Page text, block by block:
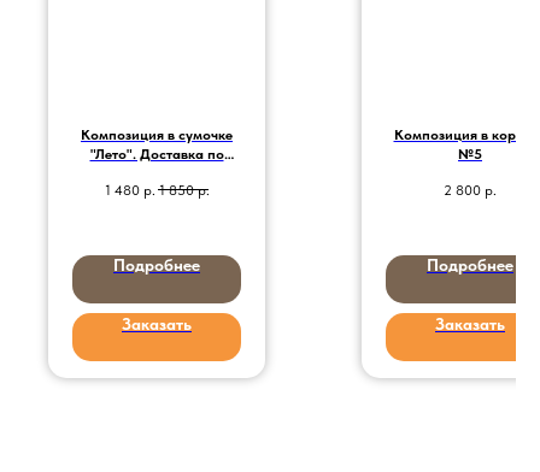
Композиция в сумочке
"Лето". Доставка по
1 480 р. 1 850 р.
Подробнее
Заказать
Композиция в
№5
2 800 р.
Подробнее
Заказать